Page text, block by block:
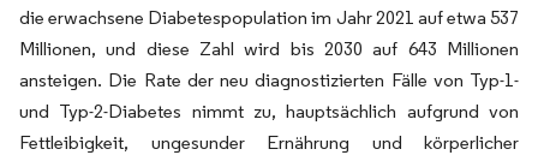
die erwachsene Diabetespopulation im Jahr 2021 auf etwa 537
Millionen, und diese Zahl wird bis 2030 auf 643 Millionen
ansteigen. Die Rate der neu diagnostizierten Fälle von Typ-1-
und Typ-2-Diabetes nimmt zu, hauptsächlich aufgrund von
Fettleibigkeit, ungesunder Ernährung und körperlicher